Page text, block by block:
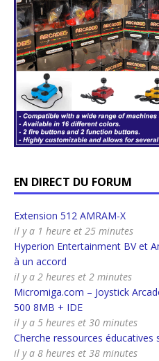
EN DIRECT DU FORUM
Extension 512 AMRAM-X
il y a 1 heure et 25 minutes
Hyperion Entertainment BV et
à un accord
il y a 2 heures et 2 minutes
Micromiga.com – Joystick
500 8MB + IDE
il y a 5 heures et 30 minutes
Cherche ressources éducatives
il y a 8 heures et 38 minutes